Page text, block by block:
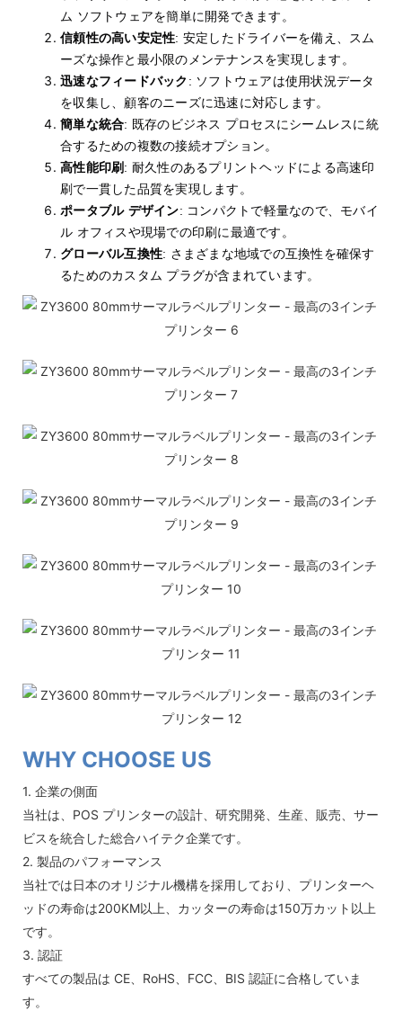
ム ソフトウェアを簡単に開発できます。
信頼性の高い安定性: 安定したドライバーを備え、スム
ーズな操作と最小限のメンテナンスを実現します。
迅速なフィードバック : ソフトウェアは使用状況データ
を収集し、顧客のニーズに迅速に対応します。
簡単な統合: 既存のビジネス プロセスにシームレスに統
合するための複数の接続オプション。
高性能印刷: 耐久性のあるプリントヘッドによる高速印
刷で一貫した品質を実現します。
ポータブル デザイン: コンパクトで軽量なので、モバイ
ル オフィスや現場での印刷に最適です。
グローバル互換性: さまざまな地域での互換性を確保す
るためのカスタム プラグが含まれています。
WHY CHOOSE US
1. 企業の側面
当社は、POS プリンターの設計、研究開発、生産、販売、サー
ビスを統合した総合ハイテク企業です。
2. 製品のパフォーマンス
当社では日本のオリジナル機構を採用しており、プリンターヘ
ッドの寿命は200KM以上、カッターの寿命は150万カット以上
です。
3. 認証
すべての製品は CE、RoHS、FCC、BIS 認証に合格していま
す。